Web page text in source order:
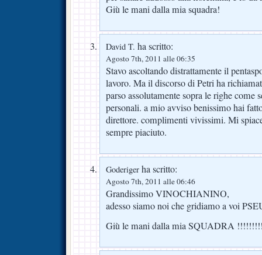
Giù le mani dalla mia squadra!
David T. ha scritto:
Agosto 7th, 2011 alle 06:35
Stavo ascoltando distrattamente il
lavoro. Ma il discorso di Petri ha
parso assolutamente sopra le righe come
personali. a mio avviso benissimo hai
direttore. complimenti vivissimi. Mi
sempre piaciuto.
Goderiger ha scritto:
Agosto 7th, 2011 alle 06:46
Grandissimo VINOCHIANINO,
adesso siamo noi che gridiamo a voi
Giù le mani dalla mia SQUADRA